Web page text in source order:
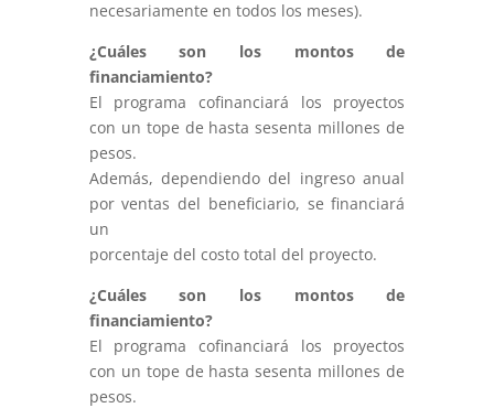
necesariamente en todos los meses).
¿Cuáles son los montos de
financiamiento?
El programa cofinanciará los proyectos
con un tope de hasta sesenta millones de
pesos.
Además, dependiendo del ingreso anual
por ventas del beneficiario, se financiará
un
porcentaje del costo total del proyecto.
¿Cuáles son los montos de
financiamiento?
El programa cofinanciará los proyectos
con un tope de hasta sesenta millones de
pesos.